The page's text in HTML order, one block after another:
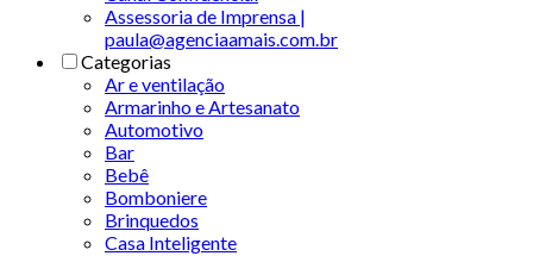
Assessoria de Imprensa |
paula@agenciaamais.com.br
Categorias
Ar e ventilação
Armarinho e Artesanato
Automotivo
Bar
Bebê
Bomboniere
Brinquedos
Casa Inteligente